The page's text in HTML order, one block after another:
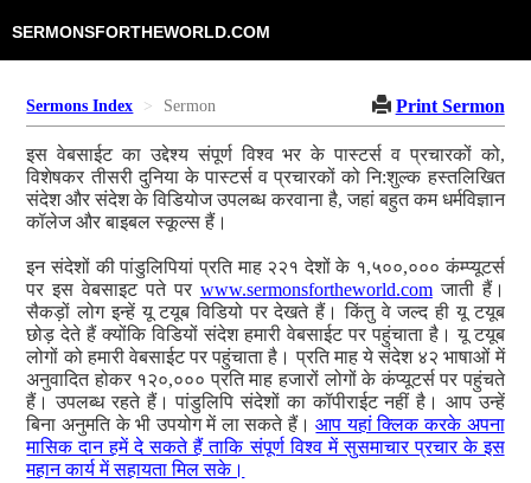
SERMONSFORTHEWORLD.COM
Sermons Index Sermon Print Sermon
इस वेबसाईट का उद्देश्य संपूर्ण विश्व भर के पास्टर्स व प्रचारकों को,
विशेषकर तीसरी दुनिया के पास्टर्स व प्रचारकों को नि:शुल्क हस्तलिखित
संदेश और संदेश के विडियोज उपलब्ध करवाना है, जहां बहुत कम धर्मविज्ञान
कॉलेज और बाइबल स्कूल्स हैं।
इन संदेशों की पांडुलिपियां प्रति माह २२१ देशों के १,५००,००० कंम्प्यूटर्स
पर इस वेबसाइट पते पर www.sermonsfortheworld.comजाती हैं।
सैकड़ों लोग इन्हें यू टयूब विडियो पर देखते हैं। किंतु वे जल्द ही यू टयूब
छोड़ देते हैं क्योंकि विडियों संदेश हमारी वेबसाईट पर पहुंचाता है। यू टयूब
लोगों को हमारी वेबसाईट पर पहुंचाता है। प्रति माह ये संदेश ४२ भाषाओं में
अनुवादित होकर १२०,००० प्रति माह हजारों लोगों के कंप्यूटर्स पर पहुंचते
हैं। उपलब्ध रहते हैं। पांडुलिपि संदेशों का कॉपीराईट नहीं है। आप उन्हें
बिना अनुमति के भी उपयोग में ला सकते हैं।आप यहां क्लिक करके अपना
मासिक दान हमें दे सकते हैं ताकि संपूर्ण विश्व में सुसमाचार प्रचार के इस
महान कार्य में सहायता मिल सके।